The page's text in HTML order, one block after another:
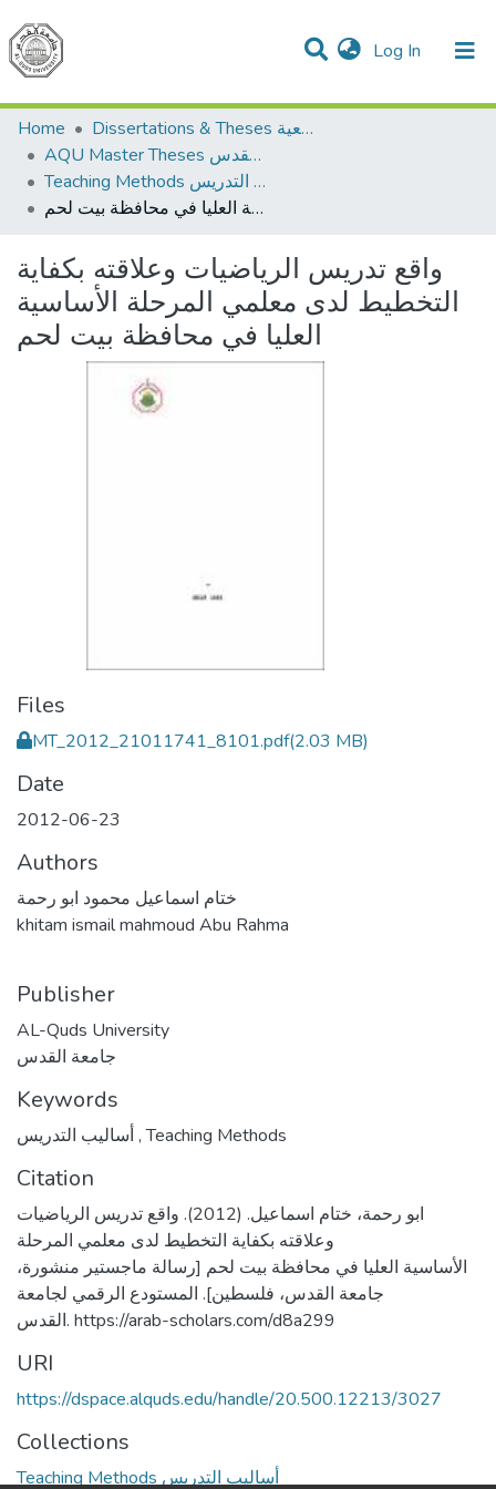
Log In (current)
Communities & Collections
All of DSpace
Home
Dissertations & Theses الرسائل الجامعية
AQU Master Theses الرسائل الجامعية الخاصة بجامعة القدس
Teaching Methods أساليب التدريس
واقع تدريس الرياضيات وعلاقته بكفاية التخطيط لدى معلمي المرحلة الأساسية العليا في محافظة بيت لحم
واقع تدريس الرياضيات وعلاقته بكفاية
التخطيط لدى معلمي المرحلة الأساسية
العليا في محافظة بيت لحم
Files
MT_2012_21011741_8101.pdf(2.03 MB)
Date
2012-06-23
Authors
ختام اسماعيل محمود ابو رحمة
khitam ismail mahmoud Abu Rahma
Publisher
AL-Quds University
جامعة القدس
Keywords
,Teaching Methods
Citation
ابو رحمة، ختام اسماعيل. (2012). واقع تدريس الرياضيات
وعلاقته بكفاية التخطيط لدى معلمي المرحلة
الأساسية العليا في محافظة بيت لحم [رسالة ماجستير منشورة،
جامعة القدس، فلسطين]. المستودع الرقمي لجامعة
القدس. https://arab-scholars.com/d8a299
URI
https://dspace.alquds.edu/handle/20.500.12213/3027
Collections
Teaching Methods أساليب التدريس